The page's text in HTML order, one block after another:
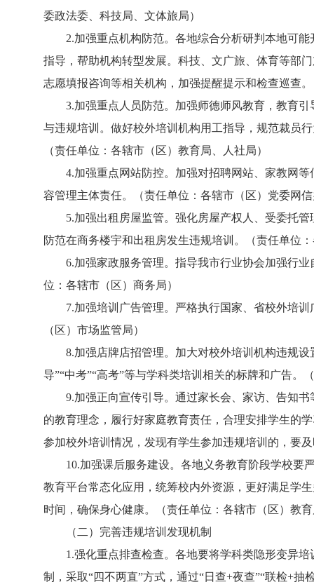
委政法委、科技局、文体旅局）
2.加强重点机构防范。各地综合分析研判本地可能
指导，帮助机构转型发展。科技、文广旅、体育等部
志愿填报咨询等相关机构，加强提醒提示和检查巡查
3.加强重点人员防范。加强师德师风教育，教育引
与违规培训。做好校外培训机构用工指导，规范裁员
（责任单位：各辖市（区）教育局、人社局）
4.加强重点网站防控。加强对招聘网站、家教网等
容管理主体责任。（责任单位：各辖市（区）党委网
5.加强出租房屋监管。强化房屋产权人、受委托管
防范在商务楼宇和出租房发生违规培训。（责任单位
6.加强家政服务管理。指导我市行业协会加强行业
位：各辖市（区）商务局）
7.加强培训广告管理。严格执行国家、省校外培训
（区）市场监管局）
8.加强店牌店招管理。加大对校外培训机构违规设
导”“中考”“高考”等与学科类培训相关的标牌和广告。
9.加强正向宣传引导。通过家长会、家访、告知书
的教育理念，履行好家庭教育责任，合理安排学生的
参加校外培训情况，发现有学生参加违规培训的，要
10.加强课后服务建设。各地义务教育阶段学校要严
教育平台常态化应用，统筹校内外资源，更好满足学
时间，确保身心健康。（责任单位：各辖市（区）教
（二）完善违规培训发现机制
1.强化重点排查检查。各地要将学科类隐形变异培
制，采取“四不两直”方式，通过“日查+夜查”“联检+